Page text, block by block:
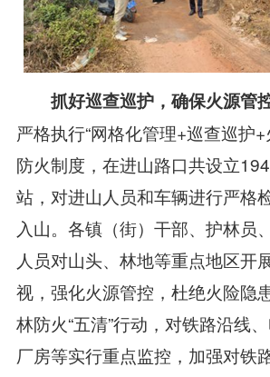
抓好巡查巡护，确保火源管
严格执行“网格化管理+巡查巡护
防火制度，在进山路口共设立
站，对进山人员和车辆进行严格
入山。各镇（街）干部、护林员
人员对山头、林地等重点地区开
视，强化火源管控，杜绝火险隐
林防火“五清”行动，对铁路沿线
厂房等实行重点监控，加强对铁